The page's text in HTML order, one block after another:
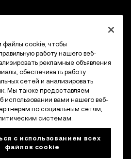
файлы cookie, чтобы
работу нашего веб-
рекламные объявления
обеспечивать работу
сетей и анализировать
Мы также предоставляем
использовании вами нашего веб-
по социальным сетям,
системам.
с использованием всех
файлов cookie